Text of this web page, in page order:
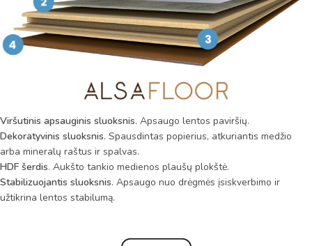
Viršutinis apsauginis sluoksnis. Apsaugo lentos paviršių.
Dekoratyvinis sluoksnis. Spausdintas popierius, atkuriantis medžio
arba mineralų raštus ir spalvas.
HDF šerdis. Aukšto tankio medienos plaušų plokštė.
Stabilizuojantis sluoksnis. Apsaugo nuo drėgmės įsiskverbimo ir
užtikrina lentos stabilumą.